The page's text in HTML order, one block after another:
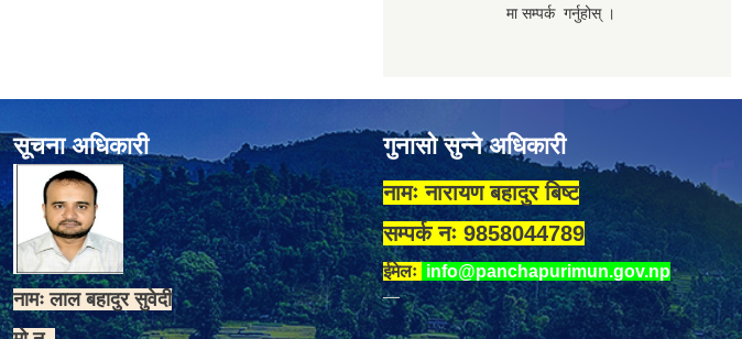
मा सम्पर्क गर्नुहोस् ।
सूचना अधिकारी
नामः लाल बहादुर सुवेदी
गुनासो सुन्ने अधिकारी
नामः नारायण बहादुर बिष्ट
सम्पर्क नः 9858044789
ईमेलः info@panchapurimun.gov.np